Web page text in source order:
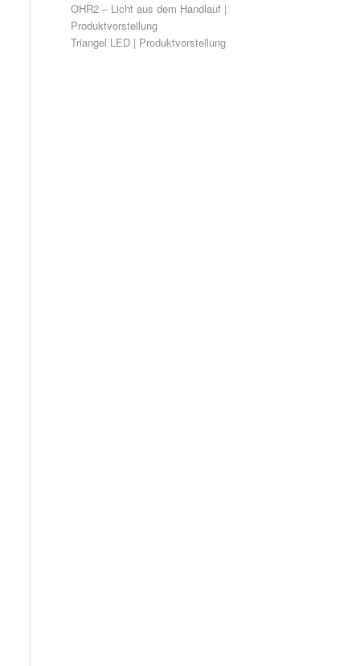
OHR2 – Licht aus dem Handlauf |
Produktvorstellung
Triangel LED | Produktvorstellung